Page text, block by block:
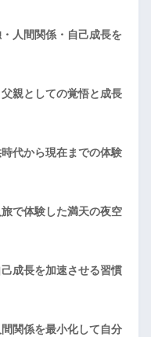
人間関係・自己成長を
親としての覚悟と成長
代から現在までの体験
で体験した満天の夜空
成長を加速させる習慣
関係を最小化して自分